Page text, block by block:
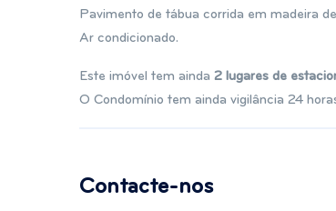
Pavimento de tábua corrida em madeira
Ar condicionado.
Este imóvel tem ainda 2 lugares de
O Condomínio tem ainda vigilância 24
Contacte-nos